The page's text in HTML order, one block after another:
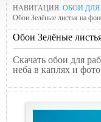
НАВИГАЦИЯ: ОБОИ ДЛЯ
Обои Зелёные листья на
Обои Зелёные
Скачать обои для
неба в каплях и фото